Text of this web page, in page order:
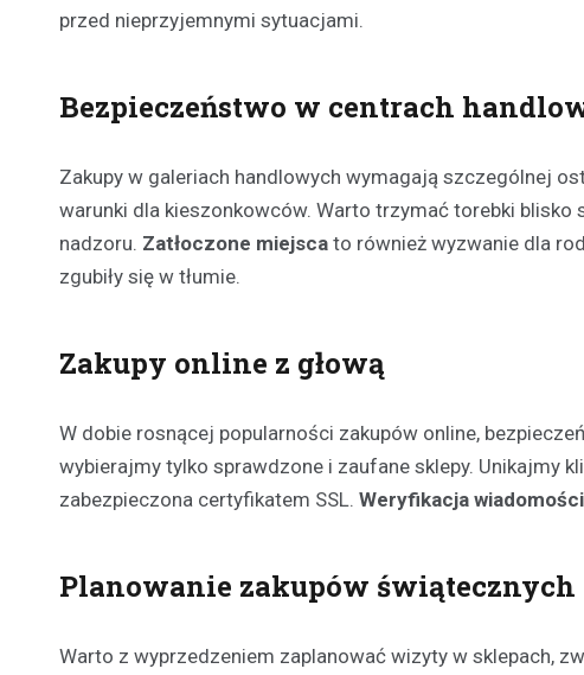
przed nieprzyjemnymi sytuacjami.
Bezpieczeństwo w centrach
Zakupy w galeriach handlowych wymagają szczególnej
warunki dla kieszonkowców. Warto trzymać torebki
nadzoru. Zatłoczone miejsca to również wyzwanie dla
zgubiły się w tłumie.
Zakupy online z głową
W dobie rosnącej popularności zakupów online,
wybierajmy tylko sprawdzone i zaufane sklepy. Unikajmy
zabezpieczona certyfikatem SSL. Weryfikacja wiadomości
Planowanie zakupów świątecznych
Warto z wyprzedzeniem zaplanować wizyty w sklepach,